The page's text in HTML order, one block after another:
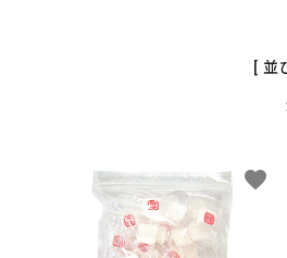
[ 並
favorite